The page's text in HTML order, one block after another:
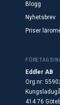
Blogg
Nyhetsbrev
Priser
Eddler AB
Org.nr:
414 76